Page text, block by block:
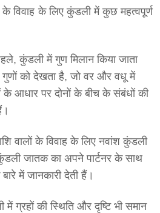
के विवाह के लिए कुंडली में कुछ महत्वपूर्ण
कुंडली में गुण मिलान किया जाता
को देखता है, जो वर और वधू में
के आधार पर दोनों के बीच के संबंधों की
वालों के विवाह के लिए नवांश कुंडली
जातक का अपने पार्टनर के साथ
में जानकारी देती हैं।
में ग्रहों की स्थिति और दृष्टि भी समान